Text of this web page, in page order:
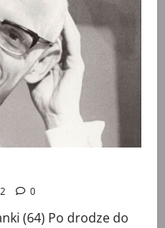
0
(64) Po drodze do